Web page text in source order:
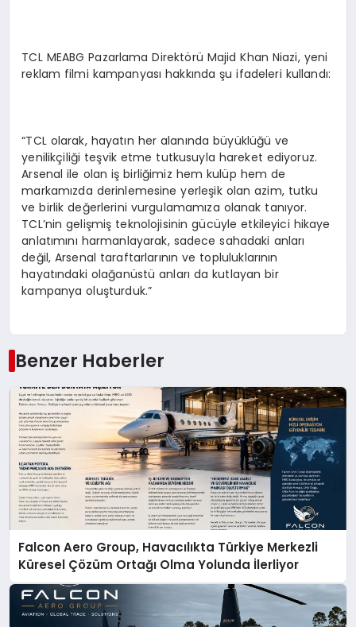
TCL MEABG Pazarlama Direktörü Majid Khan Niazi, yeni
reklam filmi kampanyası hakkında şu ifadeleri kullandı:
“TCL olarak, hayatın her alanında büyüklüğü ve
yenilikçiliği teşvik etme tutkusuyla hareket ediyoruz.
Arsenal ile olan iş birliğimiz hem kulüp hem de
markamızda derinlemesine yerleşik olan azim, tutku
ve birlik değerlerini vurgulamamıza olanak tanıyor.
TCL’nin gelişmiş teknolojisinin gücüyle etkileyici hikaye
anlatımını harmanlayarak, sadece sahadaki anları
değil, Arsenal taraftarlarının ve topluluklarının
hayatındaki olağanüstü anları da kutlayan bir
kampanya oluşturduk.”
Benzer Haberler
Falcon Aero Group, Havacılıkta Türkiye Merkezli
Küresel Çözüm Ortağı Olma Yolunda İlerliyor